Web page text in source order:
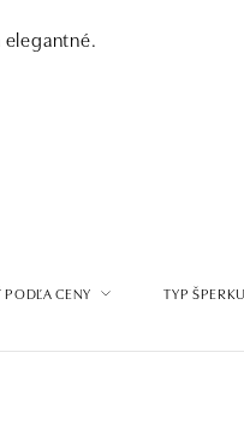
elegantné.
PODĽA CENY TYP ŠPERKU